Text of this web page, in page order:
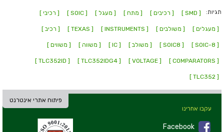
תגיות: [ SMD ] [ רכיבים ] [ מתח ] [ מעגל ] [ SOIC ] [ רכיבי ]
[ מעגלים ] [ משולבים ] [ INSTRUMENTS ]
[ TEXAS ] [ רכיב ]
[ SOIC-8 ]
[ SOIC8 ] [ משולב ] [ IC ] [ משווה ] [ משווים ]
[ COMPARATORS ]
[ VOLTAGE ]
[ TLC352IDG4 ]
[ TLC352ID ]
[ TLC352 ]
פיתוח אתרי אינטרנט
עקבו אחרינו
Facebook